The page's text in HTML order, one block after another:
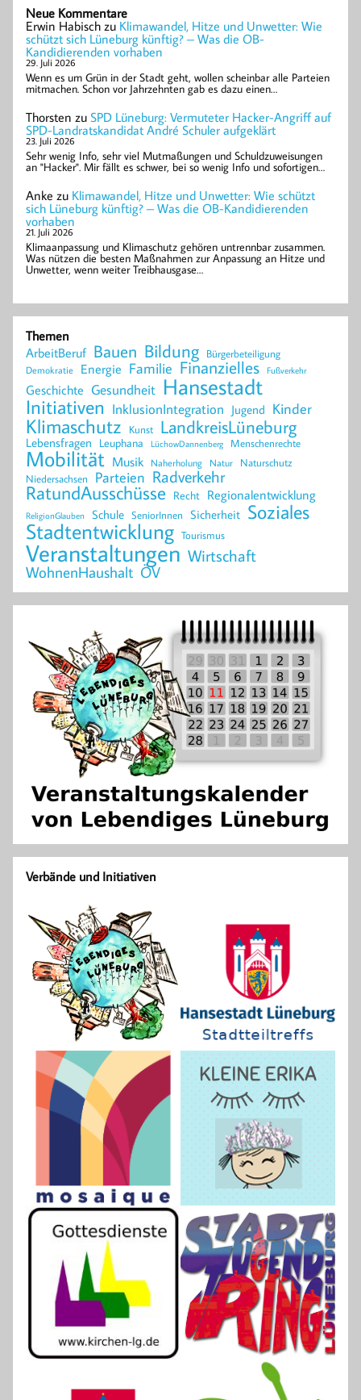
Neue Kommentare
Erwin Habisch zu Klimawandel, Hitze und Unwetter: Wie
schützt sich Lüneburg künftig? – Was die OB-
Kandidierenden vorhaben
29. Juli 2026
Wenn es um Grün in der Stadt geht, wollen scheinbar alle Parteien
mitmachen. Schon vor Jahrzehnten gab es dazu einen…
Thorsten zu SPD Lüneburg: Vermuteter Hacker-Angriff auf
SPD-Landratskandidat André Schuler aufgeklärt
23. Juli 2026
Sehr wenig Info, sehr viel Mutmaßungen und Schuldzuweisungen
an "Hacker". Mir fällt es schwer, bei so wenig Info und sofortigen…
Anke zu Klimawandel, Hitze und Unwetter: Wie schützt
sich Lüneburg künftig? – Was die OB-Kandidierenden
vorhaben
21. Juli 2026
Klimaanpassung und Klimaschutz gehören untrennbar zusammen.
Was nützen die besten Maßnahmen zur Anpassung an Hitze und
Unwetter, wenn weiter Treibhausgase…
Themen
ArbeitBeruf Bauen Bildung Bürgerbeteiligung
Demokratie Energie Familie Finanzielles Fußverkehr
Geschichte Gesundheit Hansestadt
Initiativen InklusionIntegration Jugend Kinder
Klimaschutz Kunst LandkreisLüneburg
Lebensfragen Leuphana LüchowDannenberg Menschenrechte
Mobilität Musik Naherholung Natur Naturschutz
Niedersachsen Parteien Radverkehr
RatundAusschüsse Recht Regionalentwicklung
ReligionGlauben Schule SeniorInnen Sicherheit Soziales
Stadtentwicklung Tourismus
Veranstaltungen Wirtschaft
WohnenHaushalt ÖV
Verbände und Initiativen